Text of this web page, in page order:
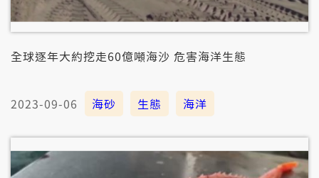
全球逐年大約挖走60億噸海沙 危害海洋生態
2023-09-06 海砂 生態 海洋